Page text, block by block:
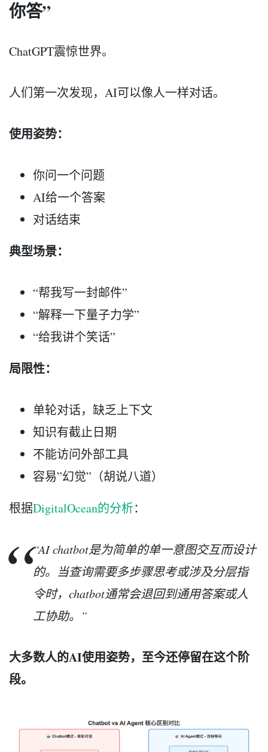
你答”
ChatGPT震惊世界。
人们第一次发现，AI可以像人一样对话。
使用姿势：
你问一个问题
AI给一个答案
对话结束
典型场景：
“帮我写一封邮件”
“解释一下量子力学”
“给我讲个笑话”
局限性：
单轮对话，缺乏上下文
知识有截止日期
不能访问外部工具
容易”幻觉”（胡说八道）
根据DigitalOcean的分析：
“AI chatbot是为简单的单一意图交互而设计
的。当查询需要多步骤思考或涉及分层指
令时，chatbot通常会退回到通用答案或人
工协助。”
大多数人的AI使用姿势，至今还停留在这个阶
段。